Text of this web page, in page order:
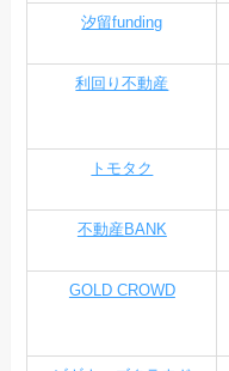
汐留funding
利回り不動産
トモタク
不動産BANK
GOLD CROWD